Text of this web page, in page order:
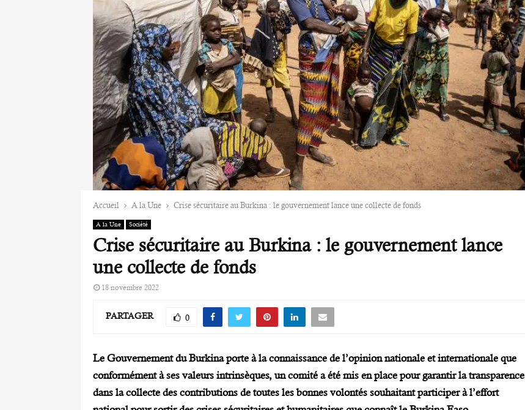
Accueil A la Une Crise sécuritaire au Burkina : le gouvernement lance une collecte de fonds
A la Une Société
Crise sécuritaire au Burkina : le gouvernement lance
une collecte de fonds
18 novembre 2022
PARTAGER 0
Le Gouvernement du Burkina porte à la connaissance de l’opinion nationale et internationale que
conformément à ses valeurs intrinsèques, un comité a été mis en place pour garantir la transparence
dans la collecte des contributions de toutes les bonnes volontés souhaitant participer à l’effort